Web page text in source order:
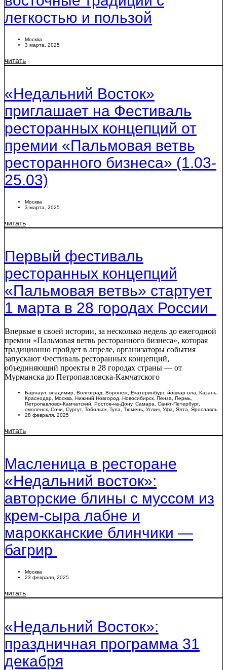
легкостью и пользой
Москва
3 марта, 2025
читать
«Недальний Восток»
приглашает на Фестиваль
ресторанных концепций от
премии «Пальмовая ветвь
ресторанного бизнеса» (1.03-
25.03)
Москва
3 марта, 2025
читать
Первый фестиваль
ресторанных концепций
«Пальмовая ветвь» стартует
1 марта в 28 городах России
Впервые в своей истории, за несколько недель до ежегодной
премии «Пальмовая ветвь ресторанного бизнеса», которая
традиционно пройдет в апреле, организаторы события
запускают Фестиваль ресторанных концепций,
объединяющий проекты в 28 городах страны — от
Мурманска до Петропавловска-Камчатского
Барнаул, владимир, Волгоград, Воронеж, Екатеринбург, йошкар-ола, Казань,
Краснодар, Москва, Нижний Новгород, Новосибирск, Пенза, Пермь,
Петропавловск-Камчатский, Ростов-на-Дону, Самара, Санкт-Петербург,
смоленск, Сочи, Сургут, Тобольск, Тула, Тюмень, Углич, Уфа, Ялта, Ярославль
28 февраля, 2025
читать
Масленица в ресторане
«Недальний восток»:
авторские блины с муссом из
крем-сыра лабне и
марокканские блинчики —
багрир
Москва
23 февраля, 2025
читать
«Недальний Восток»:
праздничная программа 31
декабря